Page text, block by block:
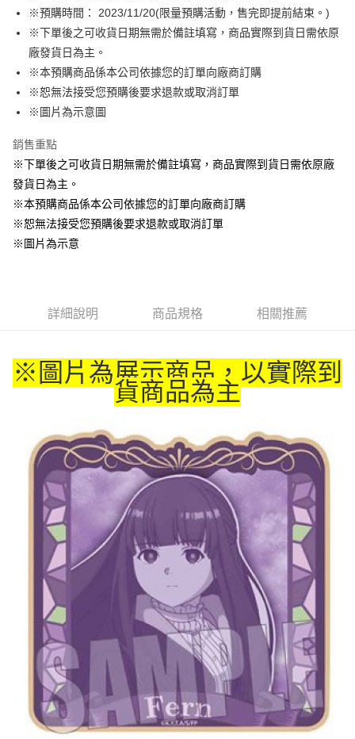
悠遊付
Google Pay
ATM付款
貨到付款
運送方式
全家取貨付款
每筆NT$65，滿NT$1,300(含以上)免運費
付款後全家取貨
每筆NT$65，滿NT$1,300(含以上)免運費
7-11取貨付款
付款後7-11取貨
每筆NT$65，滿NT$1,300(含以上)免運費
每筆NT$100，滿NT$1,300(含以上)免運費
宅配-離島(澎湖/金門/馬祖)-木棉花樂園專用
每筆NT$220
黑貓宅配-貨到付款
每筆NT$150
※預購時間： 2023/11/20(限量預購活動，售完即提前結束。)
※下單後之可收貨日期無需於備註填寫，商品實際到貨日需依原
廠發貨日為主。
※本預購商品係本公司依據您的訂單向廠商訂購
※恕無法接受您預購後要求退款或取消訂單
※圖片為示意圖
銷售重點
※下單後之可收貨日期無需於備註填寫，商品實際到貨日需依原廠
發貨日為主。
※本預購商品係本公司依據您的訂單向廠商訂購
※恕無法接受您預購後要求退款或取消訂單
※圖片為示意
詳細說明 商品規格 相關推薦
※圖片為展示商品，以實際到
貨商品為主